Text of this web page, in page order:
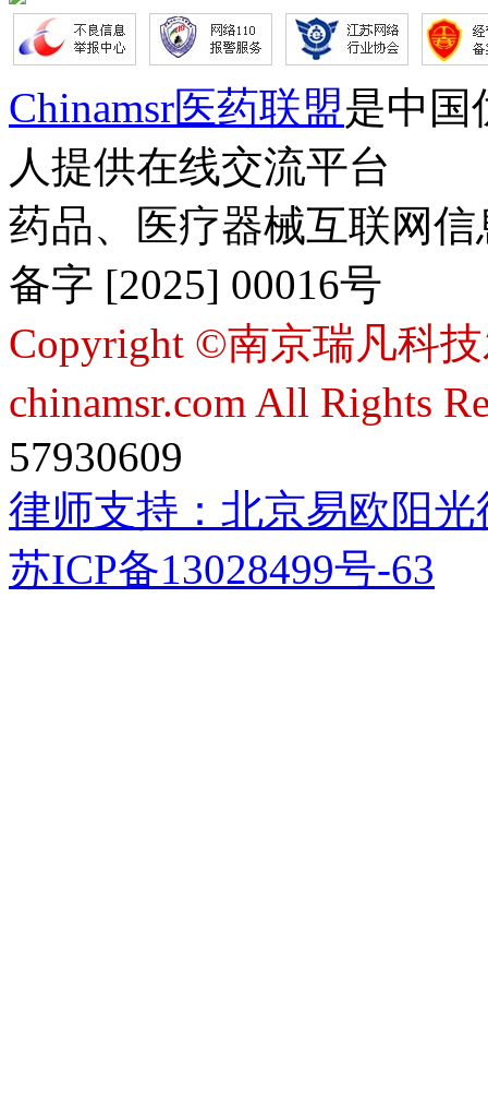
Chinamsr医药联盟是中国
人提供在线交流平台
药品、医疗器械互联网
备字 [2025] 00016号
Copyright ©南京瑞凡科
chinamsr.com All Rights
57930609
律师支持： 北京易欧阳
苏ICP备13028499号-63